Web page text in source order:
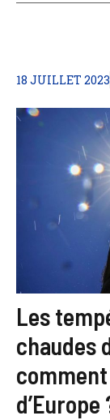
18 JUILLET 2023
Les
chaudes
d’Europe